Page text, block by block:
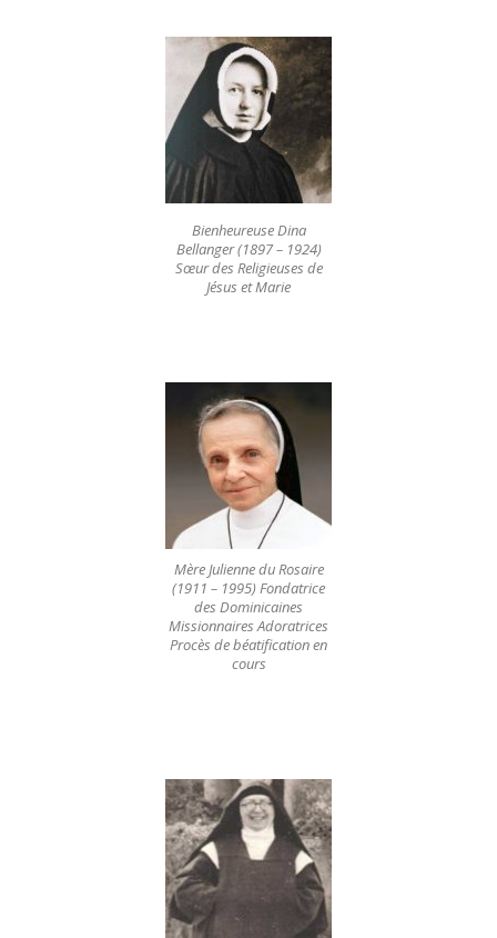
Bienheureuse Dina
Bellanger (1897 – 1924)
Sœur des Religieuses de
Jésus et Marie
Mère Julienne du Rosaire
(1911 – 1995) Fondatrice
des Dominicaines
Missionnaires Adoratrices
Procès de béatification en
cours